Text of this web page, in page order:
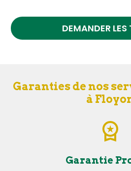
DEMANDER LES
Garanties de nos
à
Garantie